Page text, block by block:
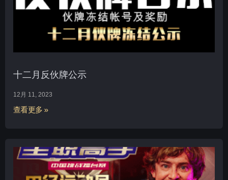
十二月反伙牌公示
12月 11, 2023
查看更多 »